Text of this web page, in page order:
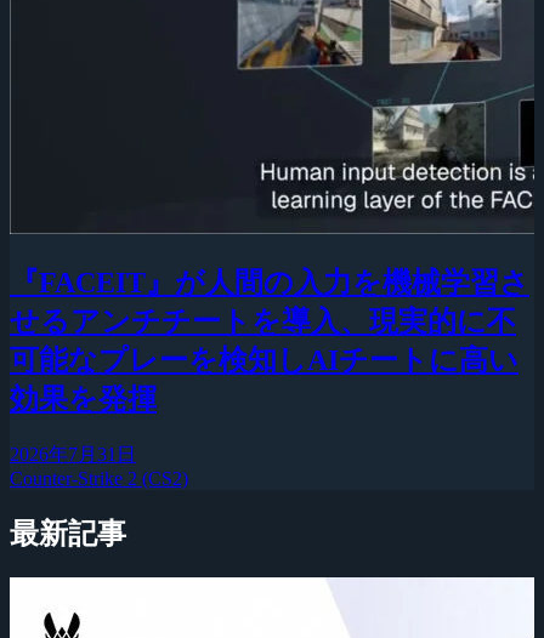
『FACEIT』が人間の入力を機械学習さ
せるアンチチートを導入、現実的に不
可能なプレーを検知しAIチートに高い
効果を発揮
2026年7月31日
Counter-Strike 2 (CS2)
最新記事